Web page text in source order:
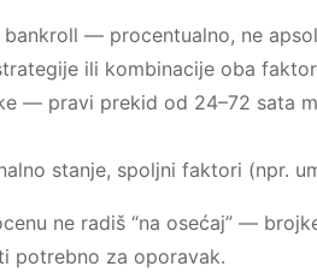
— procentualno, ne
ili kombinacije oba
— pravi prekid od 24–72 sata
stanje, spoljni faktori (npr.
ne radiš “na osećaj” —
potrebno za oporavak.